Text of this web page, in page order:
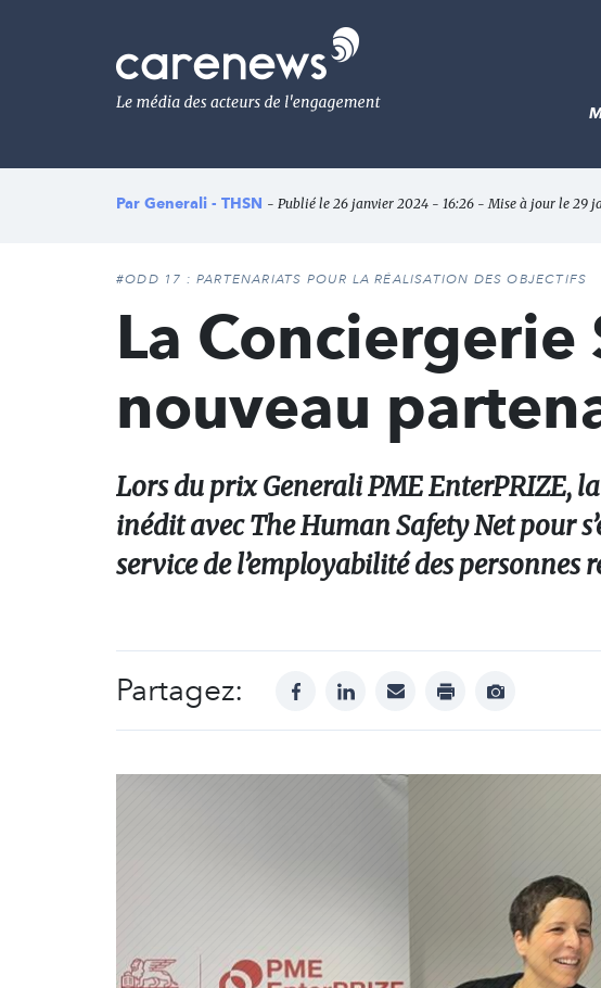
Le
média
de
l'engagement
Par Generali - THSN - Publié le 26 janvier 2024 - 16:26 - Mise à jour le 29
#ODD 17 : PARTENARIATS POUR LA RÉALISATION DES OBJECTIFS
La Conciergerie
nouveau
Lors du prix Generali PME EnterPRIZE,
inédit avec The Human Safety Net pour
service de l’employabilité des personnes
Partagez: facebooklinkedinmail print
Afficher